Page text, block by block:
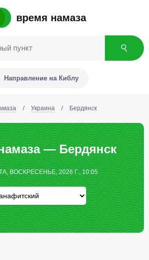
время намаза
Направление на Киблу
/ Украина / Бердянск
— Бердянск
ВОСКРЕСЕНЬЕ, 2026 Г., 10:05